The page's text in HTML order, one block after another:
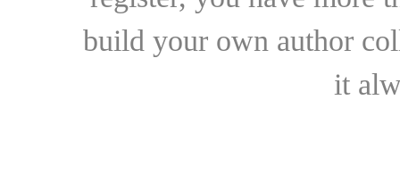
build your own author
it